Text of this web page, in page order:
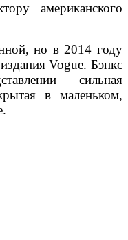
американского
но в 2014 году
Vogue. Бэнкс
— сильная
в маленьком,